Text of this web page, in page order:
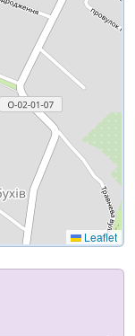
Leaflet